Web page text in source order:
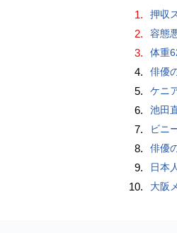
1. 押収スマホから
2. 容態
3. 体重
4. 俳優
5. ケニ
6. 池田
7. ビニールハウ
8. 俳優
9. 日本
10. 大阪